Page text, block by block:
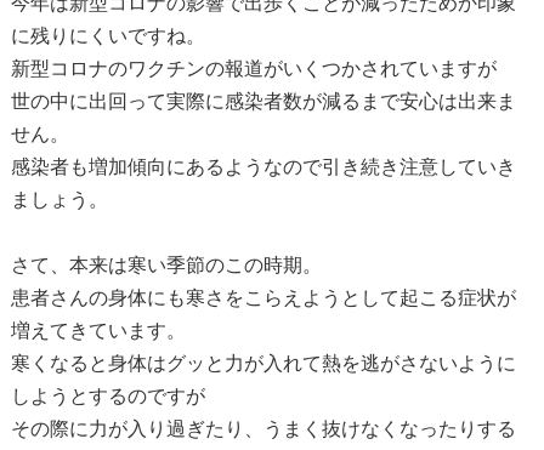
に残りにくいですね。
新型コロナのワクチンの報道がいくつかされていますが
世の中に出回って実際に感染者数が減るまで安心は出来ま
せん。
感染者も増加傾向にあるようなので引き続き注意していき
ましょう。
さて、本来は寒い季節のこの時期。
患者さんの身体にも寒さをこらえようとして起こる症状が
増えてきています。
寒くなると身体はグッと力が入れて熱を逃がさないように
しようとするのですが
その際に力が入り過ぎたり、うまく抜けなくなったりする